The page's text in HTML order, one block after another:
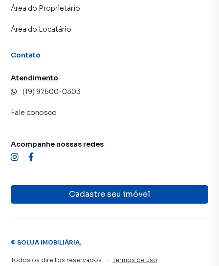
Área do Proprietário
Área do Locatário
Contato
Atendimento
(19) 97600-0303
Fale conosco
Cadastre seu imóvel
Acompanhe nossas redes
© SOLUA IMOBILIÁRIA.
Todos os direitos reservados. · Termos de uso ·